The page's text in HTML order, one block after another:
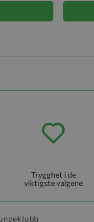
Trygghet i de
viktigste valgene